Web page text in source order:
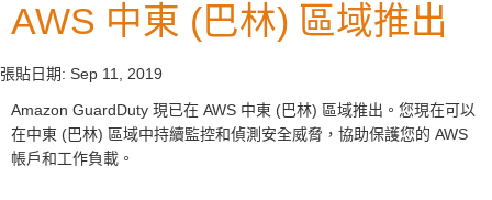
AWS 中東 (巴林) 區域推出
張貼日期: Sep 11, 2019
Amazon GuardDuty 現已在 AWS 中東 (巴林) 區域推出。您現在可以
在中東 (巴林) 區域中持續監控和偵測安全威脅，協助保護您的 AWS
帳戶和工作負載。